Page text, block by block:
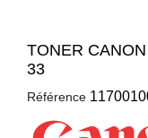
TONER
33
Référence